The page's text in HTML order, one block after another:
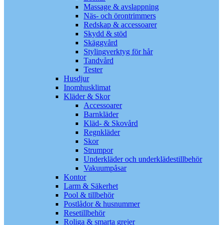
Massage & avslappning
Näs- och örontrimmers
Redskap & accessoarer
Skydd & stöd
Skäggvård
Stylingverktyg för hår
Tandvård
Tester
Husdjur
Inomhusklimat
Kläder & Skor
Accessoarer
Barnkläder
Kläd- & Skovård
Regnkläder
Skor
Strumpor
Underkläder och underklädestillbehör
Vakuumpåsar
Kontor
Larm & Säkerhet
Pool & tillbehör
Postlådor & husnummer
Resetillbehör
Roliga & smarta grejer